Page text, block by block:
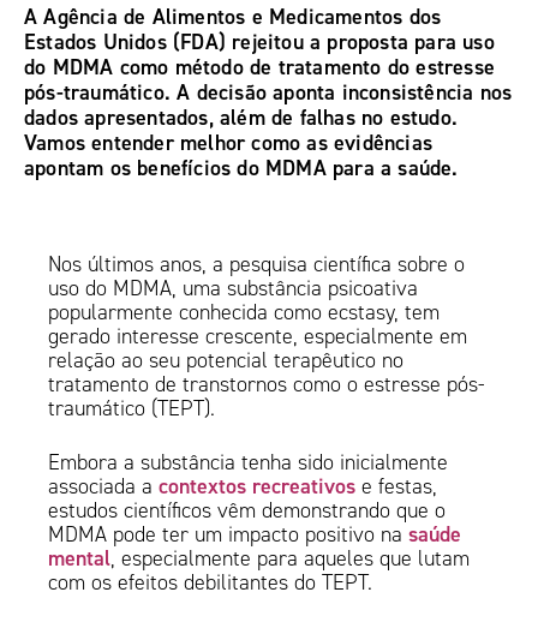
A Agência de Alimentos e Medicamentos dos
Estados Unidos (FDA) rejeitou a proposta para uso
do MDMA como método de tratamento do estresse
pós-traumático. A decisão aponta inconsistência nos
dados apresentados, além de falhas no estudo.
Vamos entender melhor como as evidências
apontam os benefícios do MDMA para a saúde.
Nos últimos anos, a pesquisa científica sobre o
uso do MDMA, uma substância psicoativa
popularmente conhecida como ecstasy, tem
gerado interesse crescente, especialmente em
relação ao seu potencial terapêutico no
tratamento de transtornos como o estresse pós-
traumático (TEPT).
Embora a substância tenha sido inicialmente
associada acontextos recreativos e festas,
estudos científicos vêm demonstrando que o
MDMA pode ter um impacto positivo nasaúde
mental, especialmente para aqueles que lutam
com os efeitos debilitantes do TEPT.